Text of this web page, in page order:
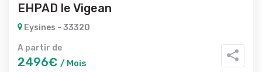
EHPAD le Vigean
Eysines - 33320
A partir de
2496€ / Mois